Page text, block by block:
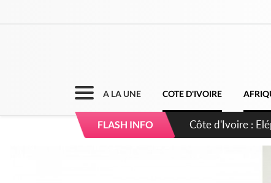
A LA UNE COTE D'IVOIRE
FLASH INFO Cameroun : 5